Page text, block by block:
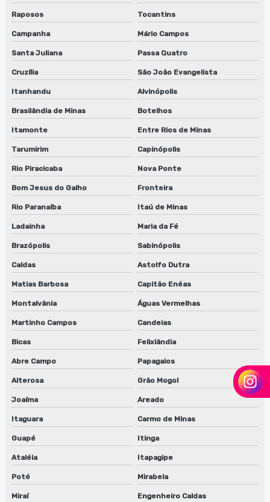
Raposos Tocantins
Campanha Mário Campos
Santa Juliana Passa Quatro
Cruzília São João Evangelista
Itanhandu Alvinópolis
Brasilândia de Minas Botelhos
Itamonte Entre Rios de Minas
Tarumirim Capinópolis
Rio Piracicaba Nova Ponte
Bom Jesus do Galho Fronteira
Rio Paranaíba Itaú de Minas
Ladainha Maria da Fé
Brazópolis Sabinópolis
Caldas Astolfo Dutra
Matias Barbosa Capitão Enéas
Montalvânia Águas Vermelhas
Martinho Campos Candeias
Bicas Felixlândia
Abre Campo Papagaios
Alterosa Grão Mogol
Joaíma Areado
Itaguara Carmo de Minas
Guapé Itinga
Ataléia Itapagipe
Poté Mirabela
Miraí Engenheiro Caldas